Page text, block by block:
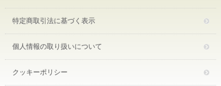
特定商取引法に基づく表示
個人情報の取り扱いについて
クッキーポリシー